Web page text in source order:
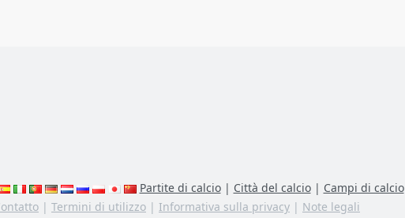
Partite di calcio| Città del calcio| Campi di calcio
| Termini di utilizzo | Informativa sulla privacy | Note legali